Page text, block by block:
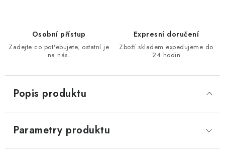
Osobní přístup
Zadejte co potřebujete, ostatní je
na nás.
Expresní doručení
Zboží skladem expedujeme do
24 hodin
Popis produktu
Parametry produktu